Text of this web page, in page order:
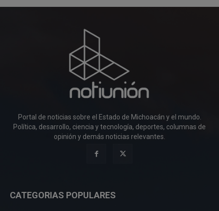
Portal de noticias sobre el Estado de Michoacán y el mundo.
Política, desarrollo, ciencia y tecnología, deportes, columnas de
opinión y demás noticias relevantes.
CATEGORIAS POPULARES